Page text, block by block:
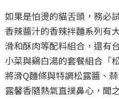
如果是怕燙的貓舌頭，務必
香辣醬汁的香辣拌麵系列有
滑和酥肉等配料組合，還有
小菜與鷄白湯的套餐組合「
將滑Q麵條與特調松露醬、
露馨香隨熱氣直撲鼻心，聞